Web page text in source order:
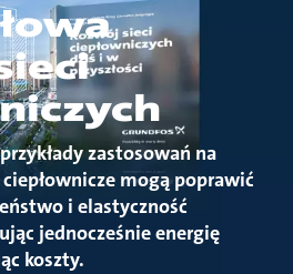
zastosowań na
mogą poprawić
i elastyczność
jednocześnie energię
koszty.